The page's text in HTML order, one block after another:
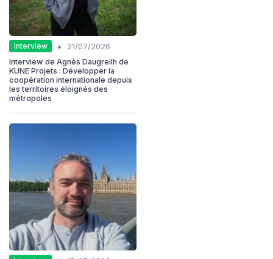
Interview •
21/07/2026
Interview de Agnès Daugreilh de
KUNE Projets : Développer la
coopération internationale depuis
les territoires éloignés des
métropoles